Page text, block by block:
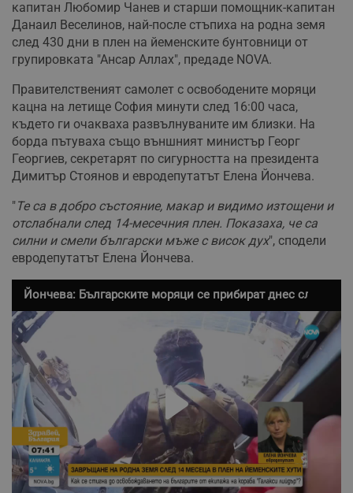
капитан Любомир Чанев и старши помощник-капитан
Данаил Веселинов, най-после стъпиха на родна земя
след 430 дни в плен на йеменските бунтовници от
групировката "Ансар Аллах", предаде NOVA.
Правителственият самолет с освободените моряци
кацна на летище София минути след 16:00 часа,
където ги очакваха развълнуваните им близки. На
борда пътуваха също външният министър Георг
Георгиев, секретарят по сигурността на президента
Димитър Стоянов и евродепутатът Елена Йончева.
"Те са в добро състояние, макар и видимо изтощени и
отслабнали след 14-месечния плен. Показаха, че са
силни и смели български мъже с висок дух", сподели
евродепутатът Елена Йончева.